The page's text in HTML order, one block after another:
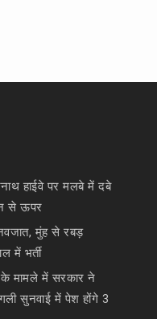
हाईवे पर मलबे में दबे
से ऊपर
मुंह से रबड़
में भर्ती
के मामले में सरकार ने
सुनवाई में पेश होंगे 3